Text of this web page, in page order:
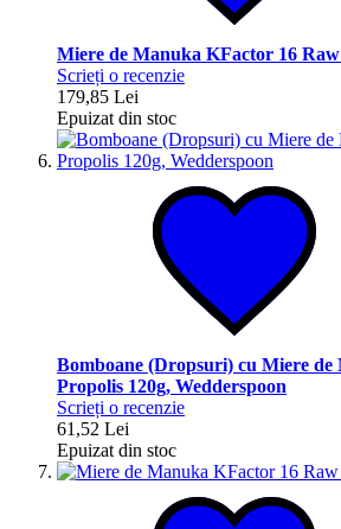
Miere de Manuka KFactor 16 Raw
Scrieți o recenzie
179,85 Lei
Epuizat din stoc
Bomboane (Dropsuri) cu Miere
Propolis 120g, Wedderspoon
Scrieți o recenzie
61,52 Lei
Epuizat din stoc